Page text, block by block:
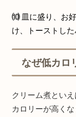
⑽皿に盛り、お
け、トーストし
なぜ低カロ
クリーム煮とい
カロリーが高く